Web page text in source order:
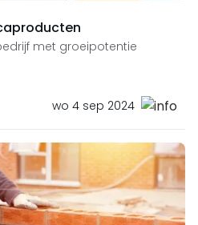
met groeipotentie
wo 4 sep 2024